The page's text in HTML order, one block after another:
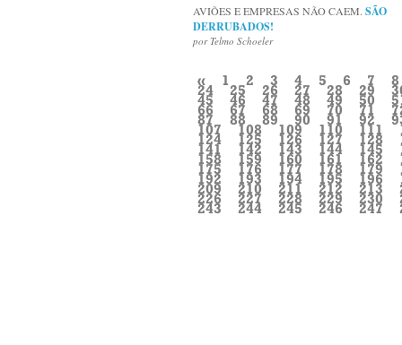
AVIÕES E EMPRESAS NÃO CAEM. SÃO
DERRUBADOS!
por Telmo Schoeler
« 1 2 3 4 5 6 7 8
24 25 26 27 28 29
45 46 47 48 49 50
66 67 68 69 70 71
87 88 89 90 91 92
107 108 109 110 111
124 125 126 127 128
141 142 143 144 145
158 159 160 161 162
175 176 177 178 179
192 193 194 195 196
209 210 211 212 213
226 227 228 229 230
243 244 245 246 247